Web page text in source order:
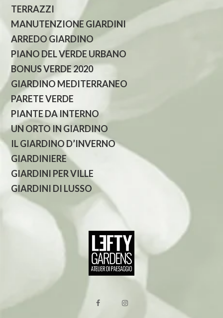
TERRAZZI
MANUTENZIONE GIARDINI
ARREDO GIARDINO
PIANO DEL VERDE URBANO
BONUS VERDE 2020
GIARDINO MEDITERRANEO
PARETE VERDE
PIANTE DA INTERNO
UN ORTO IN GIARDINO
IL GIARDINO D’INVERNO
GIARDINIERE
GIARDINI PER VILLE
GIARDINI DI LUSSO